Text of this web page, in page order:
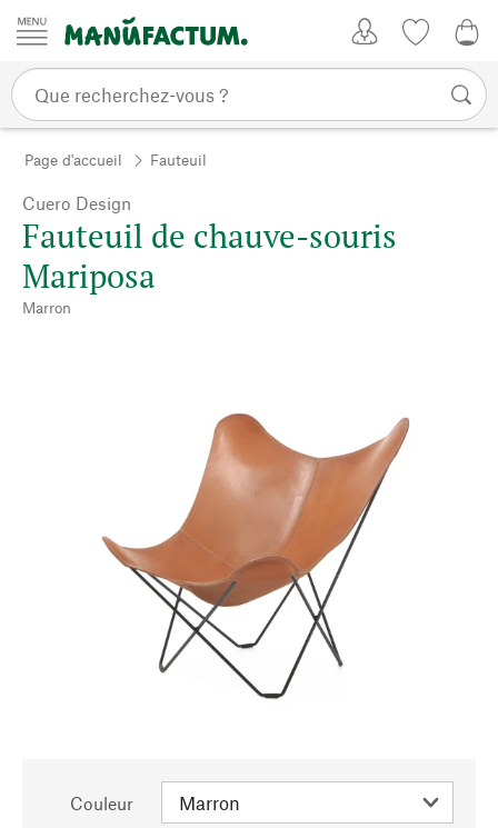
Passer au contenu
Page d'accueil Fauteuil
Cuero Design
Fauteuil de chauve-souris
Mariposa
Marron
Couleur